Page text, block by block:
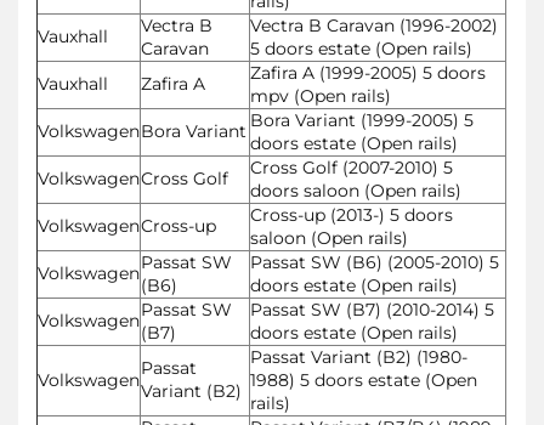
Vauxhall
Vectra B
Caravan
Vectra B Caravan (1996-2002)
5 doors estate (Open rails)
Vauxhall
Zafira A
Zafira A (1999-2005) 5 doors
mpv (Open rails)
VolkswagenBora Variant Bora Variant (1999-2005) 5
doors estate (Open rails)
VolkswagenCross Golf
Cross Golf (2007-2010) 5
doors saloon (Open rails)
VolkswagenCross-up
Cross-up (2013-) 5 doors
saloon (Open rails)
VolkswagenPassat SW
(B6)
Passat SW (B6) (2005-2010) 5
doors estate (Open rails)
VolkswagenPassat SW
(B7)
Passat SW (B7) (2010-2014) 5
doors estate (Open rails)
Volkswagen
Passat
Variant (B2)
Passat Variant (B2) (1980-
1988) 5 doors estate (Open
rails)